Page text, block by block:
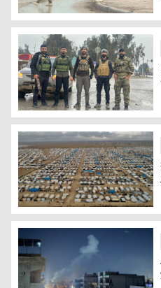
Hevdem bi destpêkirina
Peymana di navbera HSD
SOHR: Bi dehan malbatên